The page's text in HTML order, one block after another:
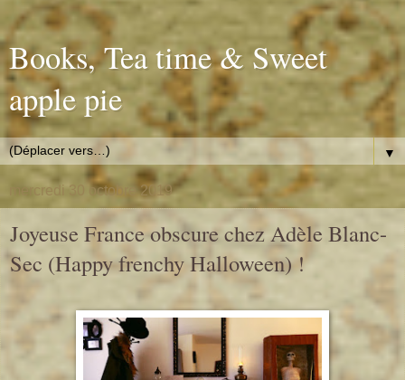
Books, Tea time & Sweet
apple pie
▼
mercredi 30 octobre 2019
Joyeuse France obscure chez Adèle Blanc-
Sec (Happy frenchy Halloween) !